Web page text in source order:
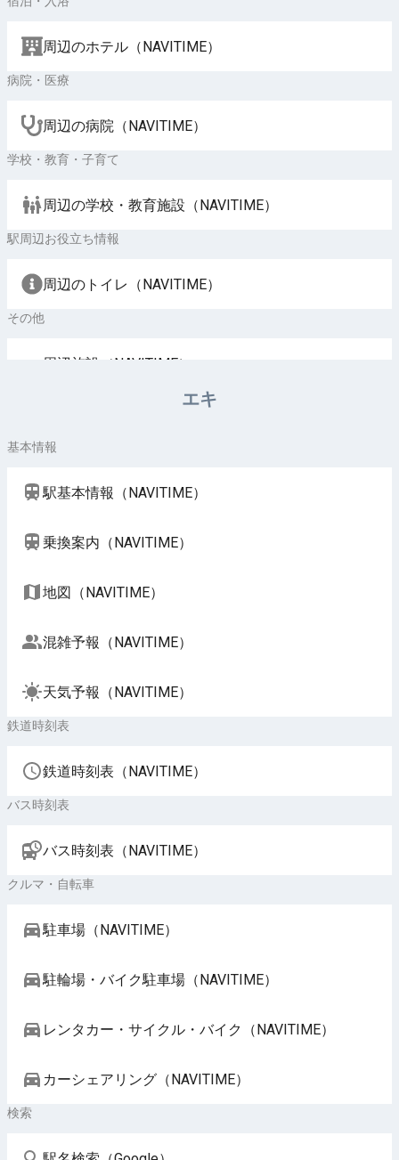
周辺のホテル（NAVITIME）
病院・医療
周辺の病院（NAVITIME）
学校・教育・子育て
周辺の学校・教育施設（NAVITIME）
駅周辺お役立ち情報
周辺のトイレ（NAVITIME）
その他
周辺施設（NAVITIME）
エキ
基本情報
駅基本情報（NAVITIME）
乗換案内（NAVITIME）
地図（NAVITIME）
混雑予報（NAVITIME）
天気予報（NAVITIME）
鉄道時刻表
鉄道時刻表（NAVITIME）
バス時刻表
バス時刻表（NAVITIME）
クルマ・自転車
駐車場（NAVITIME）
駐輪場・バイク駐車場（NAVITIME）
レンタカー・サイクル・バイク（NAVITIME）
カーシェアリング（NAVITIME）
検索